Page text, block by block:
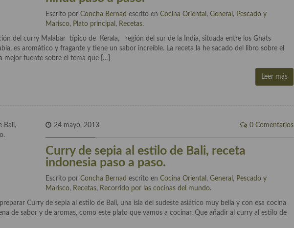
Escrito porConcha Bernad escrito enCocina Oriental ,General , Pescado y
Marisco, Plato principal , Recetas.
del curry Malabar típico de Kerala, región del sur de la India, situada entre los Ghats
es aromático y fragante y tiene un sabor increíble. La receta la he sacado del libro sobre el
mejor fuente sobre el tema que […]
Leer más
24 mayo, 2013 0 Comentarios
Curry de sepia al estilo de Bali, receta
indonesia paso a paso.
Escrito porConcha Bernad escrito enCocina Oriental ,General , Pescado y
Marisco, Recetas, Recorrido por las cocinas del mundo.
Curry de sepia al estilo de Bali, una isla del sudeste asiático muy bella y con esa cocina
de sabor y de aromas, como este plato que vamos a cocinar. Que añadir al curry al estilo de